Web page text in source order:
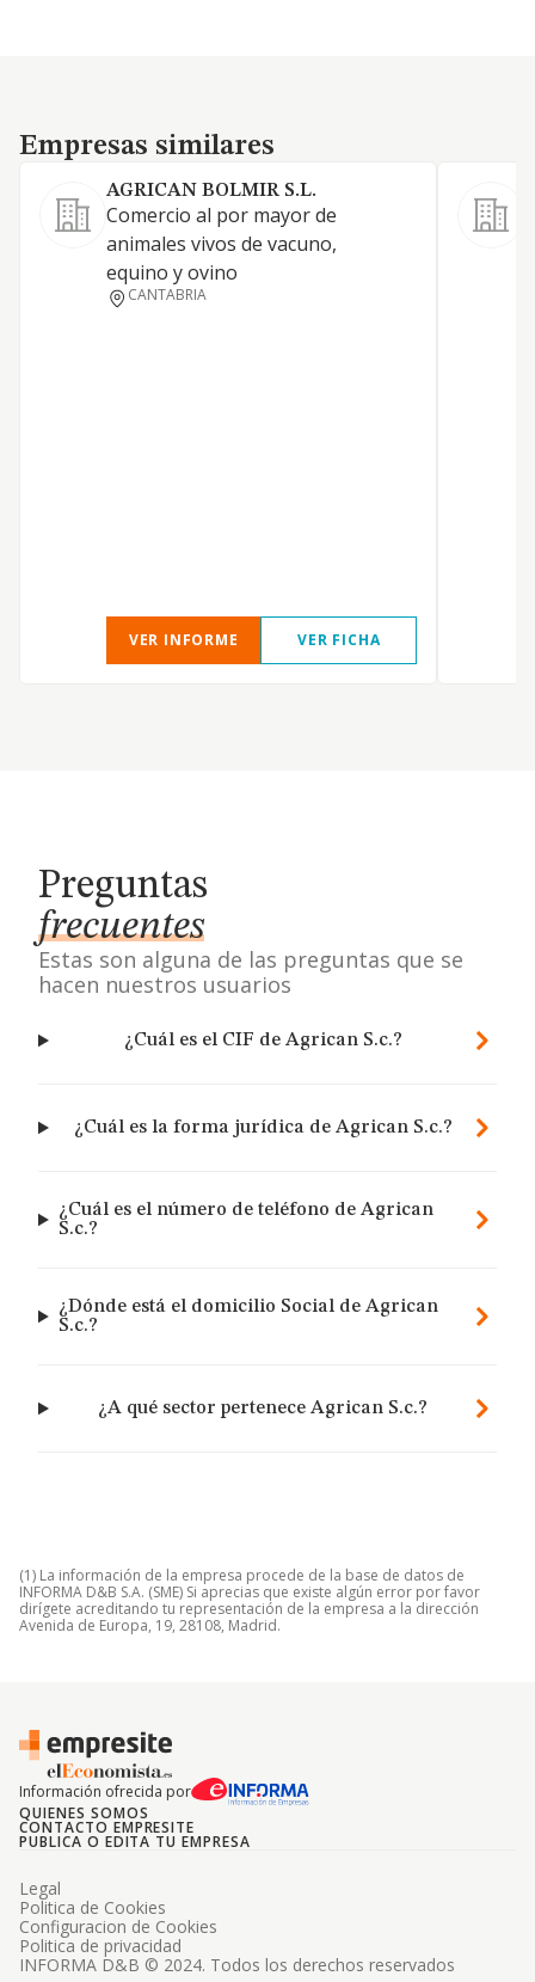
Empresas similares
Empresas similares
AGRICAN BOLMIR S.L.
Comercio al por mayor de
animales vivos de vacuno,
equino y ovino
CANTABRIA
VER INFORME VER FICHA
Preguntas
frecuentes
Estas son alguna de las preguntas que se
hacen nuestros usuarios
¿Cuál es el CIF de Agrican S.c.?
¿Cuál es la forma jurídica de Agrican S.c.?
¿Cuál es el número de teléfono de Agrican
S.c.?
¿Dónde está el domicilio Social de Agrican
S.c.?
¿A qué sector pertenece Agrican S.c.?
(1) La información de la empresa procede de la base de datos de
INFORMA D&B S.A. (SME) Si aprecias que existe algún error por favor
dirígete acreditando tu representación de la empresa a la dirección
Avenida de Europa, 19, 28108, Madrid.
Información ofrecida por
QUIENES SOMOS
CONTACTO EMPRESITE
PUBLICA O EDITA TU EMPRESA
INFORMA D&B © 2024. Todos los derechos reservados
Legal
Politica de Cookies
Configuracion de Cookies
Politica de privacidad